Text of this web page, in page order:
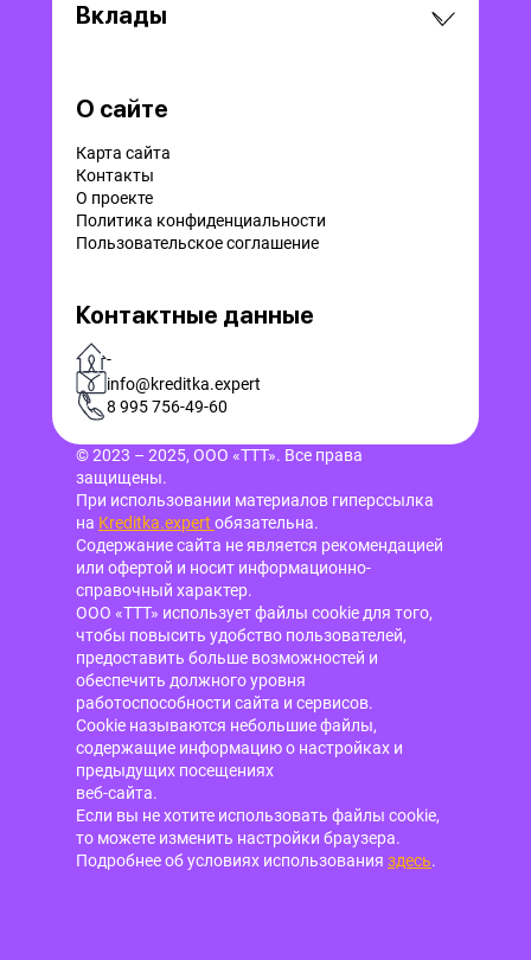
Вклады
О сайте
Карта сайта
Контакты
О проекте
Политика конфиденциальности
Пользовательское соглашение
Контактные данные
-
info@kreditka.expert
8 995 756-49-60
© 2023 – 2025, ООО «ТТТ». Все права
защищены.
При использовании материалов гиперссылка
на Kreditka.expert обязательна.
Содержание сайта не является рекомендацией
или офертой и носит информационно-
справочный характер.
ООО «ТТТ» использует файлы cookie для того,
чтобы повысить удобство пользователей,
предоставить больше возможностей и
обеспечить должного уровня
работоспособности сайта и сервисов.
Cookie называются небольшие файлы,
содержащие информацию о настройках и
предыдущих посещениях
веб-сайта.
Если вы не хотите использовать файлы cookie,
то можете изменить настройки браузера.
Подробнее об условиях использования здесь.